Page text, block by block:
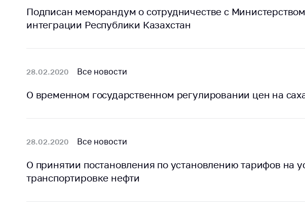
Регулирование
рекламной
деятельности
Применение мер
регулирования
Выставочная
деятельность в
Республике
Беларусь
нарушения
обсуждение
проектов
условий ведения
Подписан меморандум о сотрудничестве с
интеграции Республики Казахстан
28.02.2020 Все новости
О временном государственном регулировании цен на
28.02.2020 Все новости
О принятии постановления по установлению тарифов на
транспортировке нефти